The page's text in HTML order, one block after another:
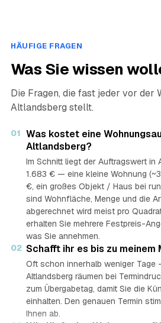
HÄUFIGE FRAGEN
Was Sie wissen
Die Fragen, die fast jeder vor der
Altlandsberg stellt.
01 Was kostet eine
Altlandsberg?
Im Schnitt liegt der Auftragswert in
1.683 € — eine kleine Wohnung
€, ein großes Objekt / Haus bei
sind Wohnfläche, Menge und die
abgerechnet wird meist pro
erhalten Sie mehrere Festpreis-
was Sie annehmen.
02 Schafft ihr es bis zu meinem
Oft schon innerhalb weniger Tage
Altlandsberg räumen bei
zum Übergabetag, damit Sie die
einhalten. Den genauen Termin
Ihnen ab.